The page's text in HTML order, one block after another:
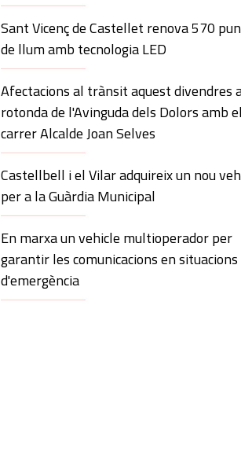
Sant Vicenç de Castellet renova 570
de llum amb tecnologia LED
Afectacions al trànsit aquest divendres
rotonda de l'Avinguda dels Dolors amb el
carrer Alcalde Joan Selves
Castellbell i el Vilar adquireix un nou
per a la Guàrdia Municipal
En marxa un vehicle multioperador per
garantir les comunicacions en situacions
d'emergència